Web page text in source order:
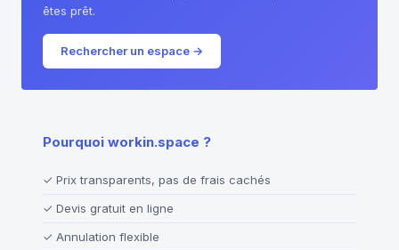
êtes prêt.
Rechercher un espace →
Pourquoi workin.space ?
✓ Prix transparents, pas de frais cachés
✓ Devis gratuit en ligne
✓ Annulation flexible